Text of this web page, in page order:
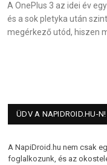
A OnePlus 3 az idei év
és a sok pletyka után
megérkező utód, hiszen
ÜDV A NAPIDROID.HU-N!
A NapiDroid.hu nem csak
foglalkozunk, és az